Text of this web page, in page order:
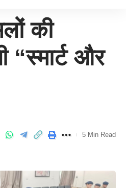
की
“स्मार्ट और
5 Min Read